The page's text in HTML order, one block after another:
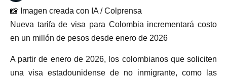
📸 Imagen creada con IA / Colprensa
Nueva tarifa de visa para Colombia incrementará costo
en un millón de pesos desde enero de 2026
A partir de enero de 2026, los colombianos que soliciten
una visa estadounidense de no inmigrante, como las